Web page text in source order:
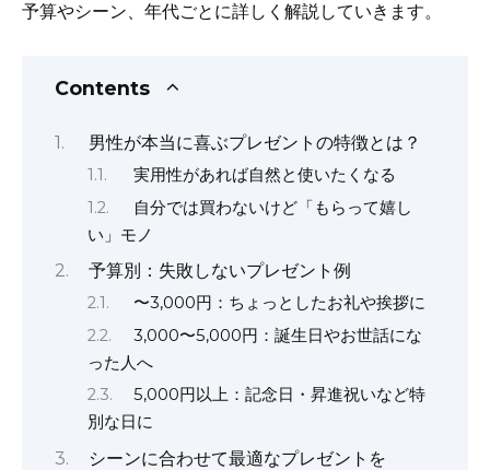
予算やシーン、年代ごとに詳しく解説していきます。
Contents
男性が本当に喜ぶプレゼントの特徴とは？
実用性があれば自然と使いたくなる
自分では買わないけど「もらって嬉し
い」モノ
予算別：失敗しないプレゼント例
〜3,000円：ちょっとしたお礼や挨拶に
3,000〜5,000円：誕生日やお世話にな
った人へ
5,000円以上：記念日・昇進祝いなど特
別な日に
シーンに合わせて最適なプレゼントを